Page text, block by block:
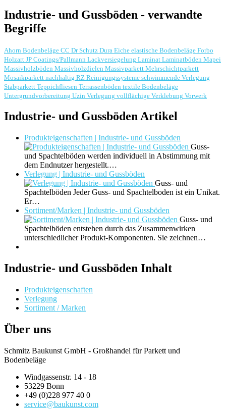
Industrie- und Gussböden - verwandte
Begriffe
Ahorn Bodenbeläge CC Dr Schutz Dura Eiche elastische Bodenbeläge Forbo
Holzart JP Coatings/Pallmann Lackversiegelung Laminat Laminatböden Mapei
Massivholzböden Massivholzdielen Massivparkett Mehrschichtparkett
Mosaikparkett nachhaltig RZ Reinigungssysteme schwimmende Verlegung
Stabparkett Teppichfliesen Terrassenböden textile Bodenbeläge
Untergrundvorbereitung Uzin Verlegung vollflächige Verklebung Vorwerk
Industrie- und Gussböden Artikel
Produkteigenschaften | Industrie- und Gussböden
Guss-
und Spachtelböden werden individuell in Abstimmung mit
dem Endnutzer hergestellt.…
Verlegung | Industrie- und Gussböden
Guss- und
Spachtelböden Jeder Guss- und Spachtelboden ist ein Unikat.
Er…
Sortiment/Marken | Industrie- und Gussböden
Guss- und
Spachtelböden entstehen durch das Zusammenwirken
unterschiedlicher Produkt-Komponenten. Sie zeichnen…
Industrie- und Gussböden Inhalt
Produkteigenschaften
Verlegung
Sortiment / Marken
Über uns
Schmitz Baukunst GmbH - Großhandel für Parkett und
Bodenbeläge
Windgassenstr. 14 - 18
53229 Bonn
+49 (0)228 977 40 0
service@baukunst.com